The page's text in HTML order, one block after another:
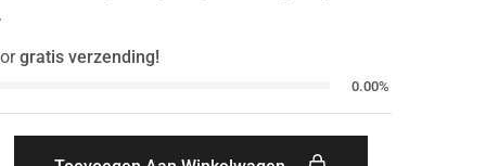
gratis verzending!
0.00%